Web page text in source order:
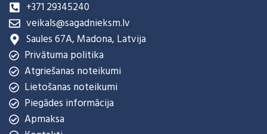
+371 29345240
veikals@sagadnieksm.lv
Saules 67A, Madona, Latvija
Privātuma politika
Atgriešanas noteikumi
Lietošanas noteikumi
Piegādes informācija
Apmaksa